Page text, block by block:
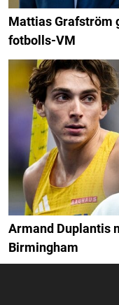
Mattias Grafström
fotbolls-VM
Armand Duplantis
Birmingham